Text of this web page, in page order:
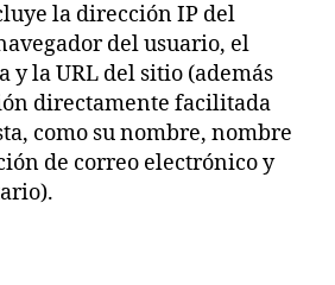
la dirección IP del
del usuario, el
y la URL del sitio (además
directamente facilitada
como su nombre, nombre
de correo electrónico y